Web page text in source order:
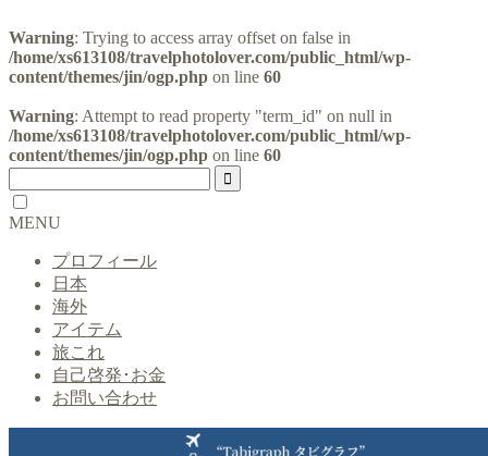
Warning: Trying to access array offset on false in
/home/xs613108/travelphotolover.com/public_html/wp-
content/themes/jin/ogp.php on line 60
Warning: Attempt to read property "term_id" on null in
/home/xs613108/travelphotolover.com/public_html/wp-
content/themes/jin/ogp.php on line 60
MENU
プロフィール
日本
海外
アイテム
旅これ
自己啓発･お金
お問い合わせ